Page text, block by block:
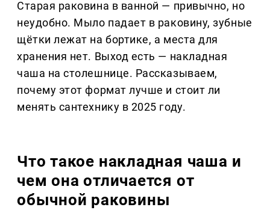
Старая раковина в ванной — привычно, но
неудобно. Мыло падает в раковину, зубные
щётки лежат на бортике, а места для
хранения нет. Выход есть — накладная
чаша на столешнице. Рассказываем,
почему этот формат лучше и стоит ли
менять сантехнику в 2025 году.
Что такое накладная чаша и
чем она отличается от
обычной раковины